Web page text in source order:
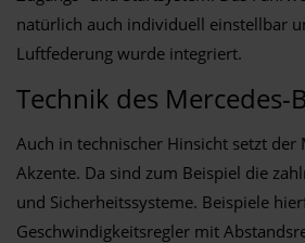
natürlich auch individuell einstellbar
Luftfederung wurde integriert.
Technik des Mercedes-
Auch in technischer Hinsicht setzt der
Akzente. Da sind zum Beispiel die
und Sicherheitssysteme. Beispiele
Geschwindigkeitsregler mit